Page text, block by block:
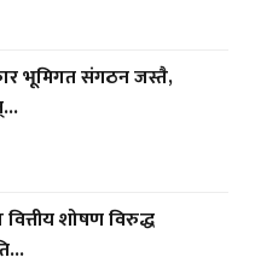
भूमिगत संगठन जस्तै,
शोषण विरुद्ध